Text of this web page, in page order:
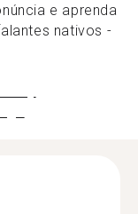
e aprenda
nativos -